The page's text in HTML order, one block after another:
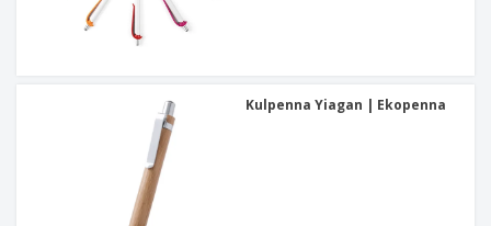
Kulpenna Yiagan | Ekopenna